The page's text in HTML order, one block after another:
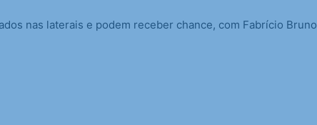
nas laterais e podem receber chance, com Fabrício Bruno